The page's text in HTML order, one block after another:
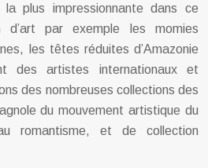
plus impressionnante dans ce
d’art par exemple les momies
les têtes réduites d’Amazonie
des artistes internationaux et
des nombreuses collections des
du mouvement artistique du
romantisme, et de collection